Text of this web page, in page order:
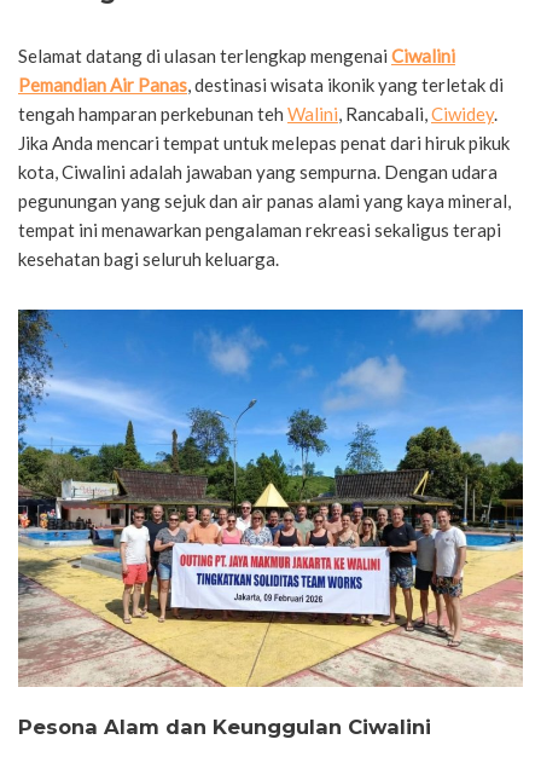
Selamat datang di ulasan terlengkap mengenai Ciwalini
Pemandian Air Panas, destinasi wisata ikonik yang terletak di
tengah hamparan perkebunan teh Walini, Rancabali,Ciwidey.
Jika Anda mencari tempat untuk melepas penat dari hiruk pikuk
kota, Ciwalini adalah jawaban yang sempurna. Dengan udara
pegunungan yang sejuk dan air panas alami yang kaya mineral,
tempat ini menawarkan pengalaman rekreasi sekaligus terapi
kesehatan bagi seluruh keluarga.
Pesona Alam dan Keunggulan Ciwalini